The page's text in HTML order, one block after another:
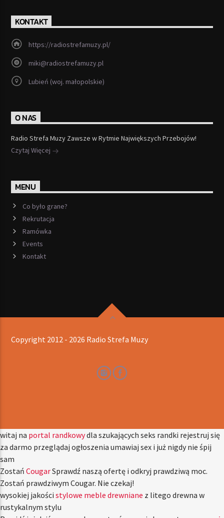
KONTAKT
https://radiostrefamuzy.pl/
miki@radiostrefamuzy.pl
Lubień (woj. małopolskie)
O NAS
Radio Strefa Muzy Zawsze w Rytmie Największych Przebojów!
Czytaj Więcej
MENU
Co było grane?
Rekrutacja
Ramówka
Events
Kontakt
Copyright 2012 - 2026 Radio Strefa Muzy
witaj na portal randkowydla szukających seks randki rejestruj się
za darmo przeglądaj ogłoszenia umawiaj sex i już nigdy nie śpij
sam
Zostań CougarSprawdź naszą ofertę i odkryj prawdziwą moc.
Zostań prawdziwym Cougar. Nie czekaj!
wysokiej jakości stylowe meble drewniane z litego drewna w
rustykalnym stylu